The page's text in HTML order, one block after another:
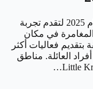
تعود منطقة ذا جروفز في موسم الرياض لعام 2025 لتقدم تجربة
في مكان
بتقديم فعاليات أكثر
العائلة. مناطق